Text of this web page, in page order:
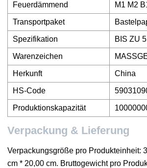
Feuerdämmend M1 M2
Transportpaket
Spezifikation BIS ZU
Warenzeichen
Herkunft China
HS-Code
Produktionskapazität
Verpackung & Lieferung
Verpackungsgröße pro Produkteinheit:
cm * 20,00 cm. Bruttogewicht pro